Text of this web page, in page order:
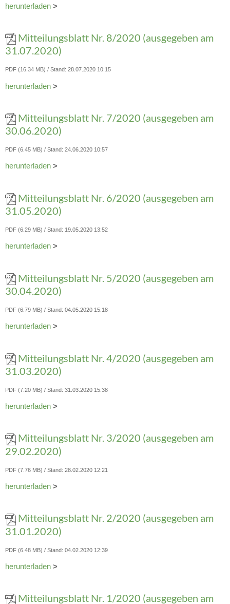
herunterladen >
Mitteilungsblatt Nr. 8/2020 (ausgegeben am
31.07.2020)
PDF (16.34 MB) Stand: 28.07.2020 10:15
herunterladen >
Mitteilungsblatt Nr. 7/2020 (ausgegeben am
30.06.2020)
PDF (6.45 MB) Stand: 24.06.2020 10:57
herunterladen >
Mitteilungsblatt Nr. 6/2020 (ausgegeben am
31.05.2020)
PDF (6.29 MB) Stand: 19.05.2020 13:52
herunterladen >
Mitteilungsblatt Nr. 5/2020 (ausgegeben am
30.04.2020)
PDF (6.79 MB) Stand: 04.05.2020 15:18
herunterladen >
Mitteilungsblatt Nr. 4/2020 (ausgegeben am
31.03.2020)
PDF (7.20 MB) Stand: 31.03.2020 15:38
herunterladen >
Mitteilungsblatt Nr. 3/2020 (ausgegeben am
29.02.2020)
PDF (7.76 MB) Stand: 28.02.2020 12:21
herunterladen >
Mitteilungsblatt Nr. 2/2020 (ausgegeben am
31.01.2020)
PDF (6.48 MB) Stand: 04.02.2020 12:39
herunterladen >
Mitteilungsblatt Nr. 1/2020 (ausgegeben am